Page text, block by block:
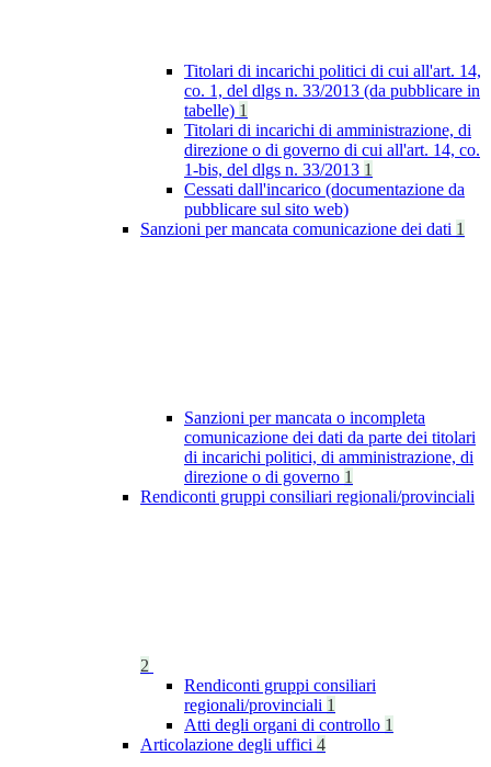
Titolari di incarichi politici di cui all'art. 14,
co. 1, del dlgs n. 33/2013 (da pubblicare in
tabelle) 1
Titolari di incarichi di amministrazione, di
direzione o di governo di cui all'art. 14, co.
1-bis, del dlgs n. 33/2013 1
Cessati dall'incarico (documentazione da
pubblicare sul sito web)
Sanzioni per mancata comunicazione dei dati 1
Sanzioni per mancata o incompleta
comunicazione dei dati da parte dei titolari
di incarichi politici, di amministrazione, di
direzione o di governo 1
Rendiconti gruppi consiliari regionali/provinciali
2
Rendiconti gruppi consiliari
regionali/provinciali 1
Atti degli organi di controllo 1
Articolazione degli uffici 4